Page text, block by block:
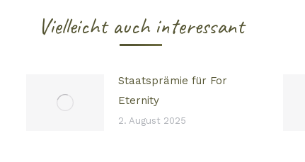
Vielleicht auch interessant
Staatsprämie für For
Eternity
2. August 2025